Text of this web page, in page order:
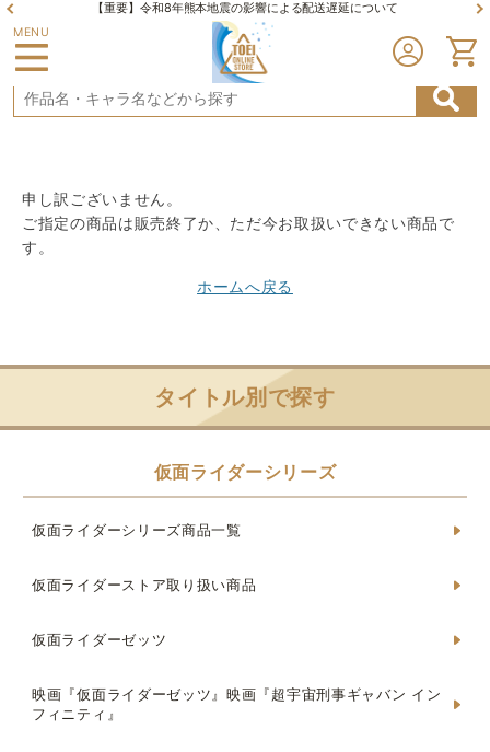
【重要】令和8年熊本地震の影響による配送遅延について
MENU
申し訳ございません。
ご指定の商品は販売終了か、ただ今お取扱いできない商品で
す。
ホームへ戻る
タイトル別で探す
仮面ライダーシリーズ
仮面ライダーシリーズ商品一覧
仮面ライダーストア取り扱い商品
仮面ライダーゼッツ
映画『仮面ライダーゼッツ』映画『超宇宙刑事ギャバン イン
フィニティ』